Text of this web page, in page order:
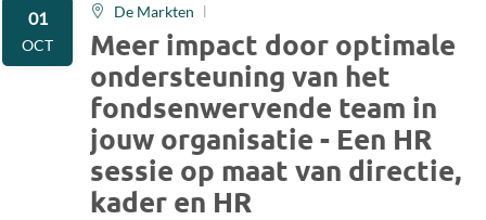
01
OCT
De Markten
Meer impact door optimale
ondersteuning van het
fondsenwervende team in
jouw organisatie - Een HR
sessie op maat van directie,
kader en HR